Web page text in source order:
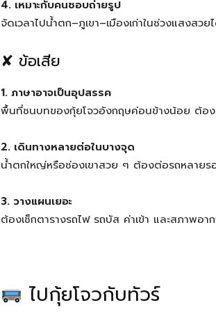
4. เหมาะกับคนชอบถ่ายรูป
จัดเวลาไปน้ำตก–ภูเขา–เมืองเก่าในช่วงแสงสวย
✘ ข้อเสีย
1. ภาษาอาจเป็นอุปสรรค
พื้นที่ชนบทของกุ้ยโจวอังกฤษค่อนข้างน้อย ต้อ
2. เดินทางหลายต่อในบางจุด
น้ำตกใหญ่หรือช่องเขาสวย ๆ ต้องต่อรถหลายร
3. วางแผนเยอะ
ต้องเช็กตารางรถไฟ รถบัส ค่าเข้า และสภาพอา
ไปกุ้ยโจวกับทัวร์